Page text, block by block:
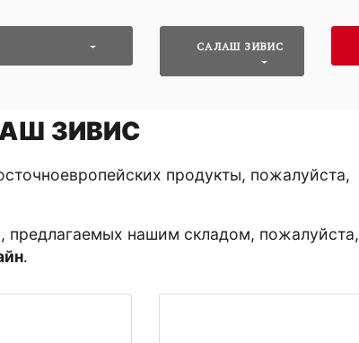
САЛАШ ЗИВИС
ЗИВИС
продукты, пожалуйста,
предлагаемых нашим складом, пожалуйста,
․